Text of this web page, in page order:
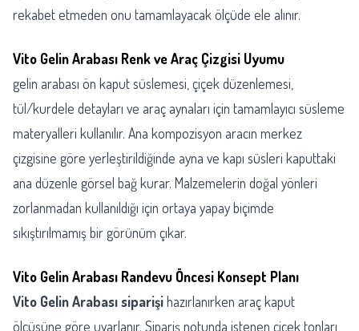
rekabet etmeden onu tamamlayacak ölçüde ele alınır.
Vito Gelin Arabası Renk ve Araç Çizgisi Uyumu
gelin arabası ön kaput süslemesi, çiçek düzenlemesi,
tül/kurdele detayları ve araç aynaları için tamamlayıcı süsleme
materyalleri kullanılır. Ana kompozisyon aracın merkez
çizgisine göre yerleştirildiğinde ayna ve kapı süsleri kaputtaki
ana düzenle görsel bağ kurar. Malzemelerin doğal yönleri
zorlanmadan kullanıldığı için ortaya yapay biçimde
sıkıştırılmamış bir görünüm çıkar.
Vito Gelin Arabası Randevu Öncesi Konsept Planı
Vito Gelin Arabası siparişihazırlanırken araç kaput
ölçüsüne göre uyarlanır. Sipariş notunda istenen çiçek tonları,